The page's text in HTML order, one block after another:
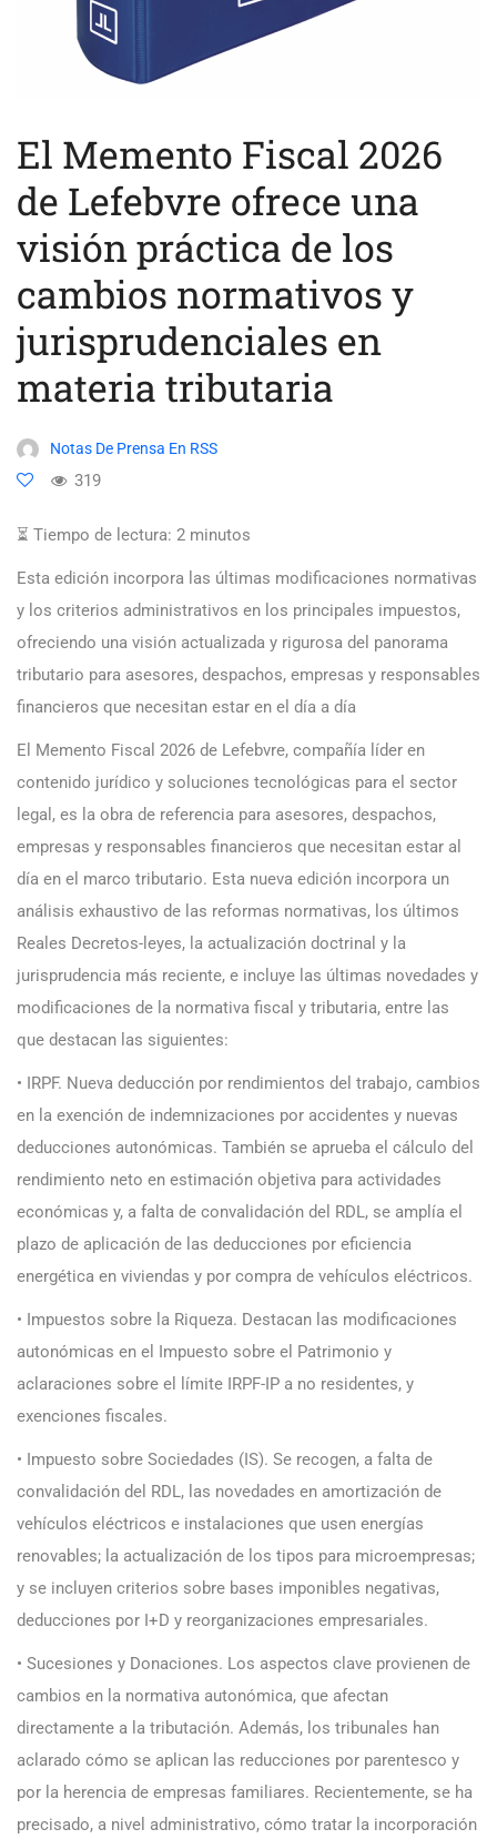
El Memento Fiscal 2026
de Lefebvre ofrece una
visión práctica de los
cambios normativos y
jurisprudenciales en
materia tributaria
Notas De Prensa En RSS
319
⏳ Tiempo de lectura: 2 minutos
Esta edición incorpora las últimas modificaciones normativas
y los criterios administrativos en los principales impuestos,
ofreciendo una visión actualizada y rigurosa del panorama
tributario para asesores, despachos, empresas y responsables
financieros que necesitan estar en el día a día
El Memento Fiscal 2026 de Lefebvre, compañía líder en
contenido jurídico y soluciones tecnológicas para el sector
legal, es la obra de referencia para asesores, despachos,
empresas y responsables financieros que necesitan estar al
día en el marco tributario. Esta nueva edición incorpora un
análisis exhaustivo de las reformas normativas, los últimos
Reales Decretos-leyes, la actualización doctrinal y la
jurisprudencia más reciente, e incluye las últimas novedades y
modificaciones de la normativa fiscal y tributaria, entre las
que destacan las siguientes:
• IRPF. Nueva deducción por rendimientos del trabajo, cambios
en la exención de indemnizaciones por accidentes y nuevas
deducciones autonómicas. También se aprueba el cálculo del
rendimiento neto en estimación objetiva para actividades
económicas y, a falta de convalidación del RDL, se amplía el
plazo de aplicación de las deducciones por eficiencia
energética en viviendas y por compra de vehículos eléctricos.
• Impuestos sobre la Riqueza. Destacan las modificaciones
autonómicas en el Impuesto sobre el Patrimonio y
aclaraciones sobre el límite IRPF-IP a no residentes, y
exenciones fiscales.
• Impuesto sobre Sociedades (IS). Se recogen, a falta de
convalidación del RDL, las novedades en amortización de
vehículos eléctricos e instalaciones que usen energías
renovables; la actualización de los tipos para microempresas;
y se incluyen criterios sobre bases imponibles negativas,
deducciones por I+D y reorganizaciones empresariales.
• Sucesiones y Donaciones. Los aspectos clave provienen de
cambios en la normativa autonómica, que afectan
directamente a la tributación. Además, los tribunales han
aclarado cómo se aplican las reducciones por parentesco y
por la herencia de empresas familiares. Recientemente, se ha
precisado, a nivel administrativo, cómo tratar la incorporación